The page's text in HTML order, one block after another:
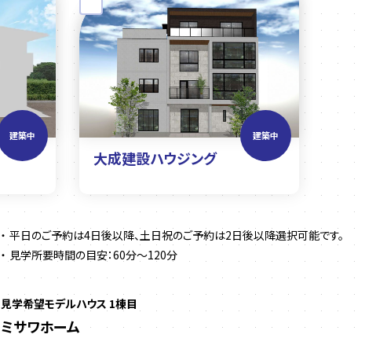
建築中 建築中
大成建設ハウジング
平日のご予約は4日後以降、土日祝のご予約は2日後以降選択可能です。
見学所要時間の目安：60分～120分
見学希望モデルハウス 1棟目
ミサワホーム